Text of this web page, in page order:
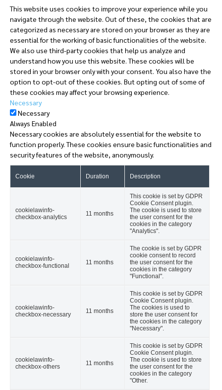
This website uses cookies to improve your experience while you
navigate through the website. Out of these, the cookies that are
categorized as necessary are stored on your browser as they are
essential for the working of basic functionalities of the website.
We also use third-party cookies that help us analyze and
understand how you use this website. These cookies will be
stored in your browser only with your consent. You also have the
option to opt-out of these cookies. But opting out of some of
these cookies may affect your browsing experience.
Necessary
Necessary
Always Enabled
Necessary cookies are absolutely essential for the website to
function properly. These cookies ensure basic functionalities and
security features of the website, anonymously.
Cookie Duration Description
cookielawinfo-
checkbox-analytics
11 months
This cookie is set by GDPR
Cookie Consent plugin.
The cookie is used to store
the user consent for the
cookies in the category
"Analytics".
cookielawinfo-
checkbox-functional
11 months
The cookie is set by GDPR
cookie consent to record
the user consent for the
cookies in the category
"Functional".
cookielawinfo-
checkbox-necessary
11 months
This cookie is set by GDPR
Cookie Consent plugin.
The cookies is used to
store the user consent for
the cookies in the category
"Necessary".
cookielawinfo-
checkbox-others
11 months
This cookie is set by GDPR
Cookie Consent plugin.
The cookie is used to store
the user consent for the
cookies in the category
"Other.